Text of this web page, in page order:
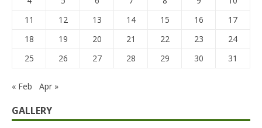
11
12 13 14 15 16
17
18
19 20 21 22 23
24
25
26 27 28 29 30 31
« Feb Apr »
GALLERY